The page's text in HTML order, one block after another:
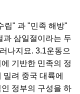
립" 과 "민족 해방"
과 삼일절이라는 두
나지요. 3.1운동으
기반한 민족의 정
려 중국 대륙에
정부의 구성을 하